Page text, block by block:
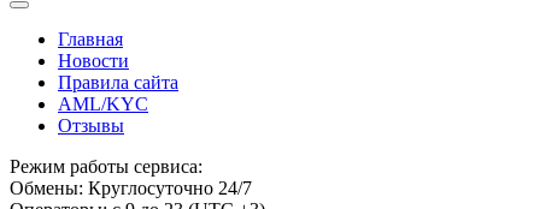
Главная
Новости
Правила сайта
AML/KYC
Отзывы
Режим работы сервиса:
Обмены: Круглосуточно 24/7